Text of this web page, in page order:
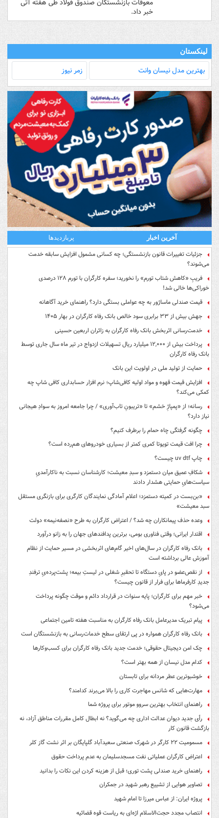
معوقات بازنشستگان صندوق فولاد طی هفته آتی
خبر داد.
لینکستان
بهترین مدل‌ نیسان وانت زمر نیوز
آخرین اخبار پربازدیدها
جزئیات تغییرات قانون بازنشستگی؛ چه کسانی مشمول افزایش سابقه خدمت
می‌شوند؟
فریبِ «کاهش شتاب تورم» را نخورید؛ سفره کارگران با تورم ۱۲۸ درصدی
خوراکی‌ها خالی شد!
قیمت صندلی ماساژور به چه عواملی بستگی دارد؟ راهنمای خرید آگاهانه
جهش بیش از ۳۳ برابری سود خالص بانک رفاه کارگران در بهار ۱۴۰۵
خدمت‌رسانی اثربخش بانک رفاه کارگران به زائران اربعین حسینی
پرداخت بیش از ۱۲,۰۰۰ میلیارد ریال تسهیلات ازدواج در تیر ماه سال جاری توسط
بانک رفاه کارگران
حمایت از تولید ملی در اولویت این بانک
افزایش قیمت قهوه و مواد اولیه کافی‌شاپ؛ نرم افزار حسابداری کافی شاپ چه
کمکی می‌کند؟
رسانه؛ از «پمپاژِ خشم» تا «تریبونِ تاب‌آوری» / چرا جامعه امروز به سوادِ هیجانی
نیاز دارد؟
چگونه گرفتگی چاه حمام را برطرف کنیم؟
چرا افت قیمت تویوتا کمری کمتر از بسیاری خودروهای هم‌رده است؟
چاپ uv dtf چیست؟
شکافِ عمیق میان دستمزد و سبدِ معیشت؛ کارشناسان نسبت به ناکارآمدیِ
سیاست‌هایِ حمایتی هشدار دادند
«بن‌بست در کمیته دستمزد؛ اعلام آمادگی نمایندگان کارگری برای بازنگری مستقل
سبد معیشت»
وعده حذف پیمانکاران چه شد؟ / اعتراض کارگران به طرح «نصفه‌نیمه» دولت
اقتدار ایرانی؛ وقتی فناوری بومی، برترین پدافندهای جهان را به زانو درآورد
بانک رفاه کارگران در سال‌های اخیر گام‌های اثربخشی در مسیر حمایت از نظام
آموزش عالی برداشته است
از نقص‌عضو در پایِ دستگاه تا تحقیرِ شغلی در لیستِ بیمه؛ پشت‌پرده‌یِ ترفندِ
جدیدِ کارفرماها برای فرار از قانون چیست؟
خبر مهم برای کارگران؛ پایه سنوات در قرارداد دائم و موقت چگونه پرداخت
می‌شود؟
پیام تبریک مدیرعامل بانک رفاه کارگران به مناسبت هفته تامین اجتماعی
بانک رفاه کارگران همواره در پی ارتقای سطح خدمات‌رسانی به بازنشستگان است
چک امن دیجیتال حقوقی؛ خدمت جدید بانک رفاه کارگران برای کسب‌وکارها
کدام مدل نیسان از همه بهتر است؟
خوشبوترین عطر مردانه برای تابستان
مهارت‌هایی که شانس مهاجرت کاری را بالا می‌برند کدامند؟
راهنمای انتخاب بهترین سروو موتور برای پروژه شما
رأی جدید دیوان عدالت اداری چه می‌گوید؟ نه ابطال کامل مقررات مناطق آزاد، نه
بازگشت قانون کار
مسمومیت ۲۲ کارگر در شهرک صنعتی سعیدآباد گلپایگان بر اثر نشت گاز کلر
اعتراض کارگران عملیاتی نفت مسجدسلیمان به عدم پرداخت حقوق
راهنمای خرید صندلی پشت توری؛ قبل از هزینه کردن این نکات را بدانید
تصاویر هوایی از تشییع رهبر شهید در جمکران
پروژه ایران: از عباس میرزا تا امام شهید
انتصاب مجدد حجت‌الاسلام اژه‌ای به ریاست قوه‌ قضائیه